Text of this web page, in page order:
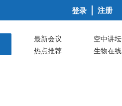
登录 注册
最新会议
空中讲坛
热点推荐
生物在线